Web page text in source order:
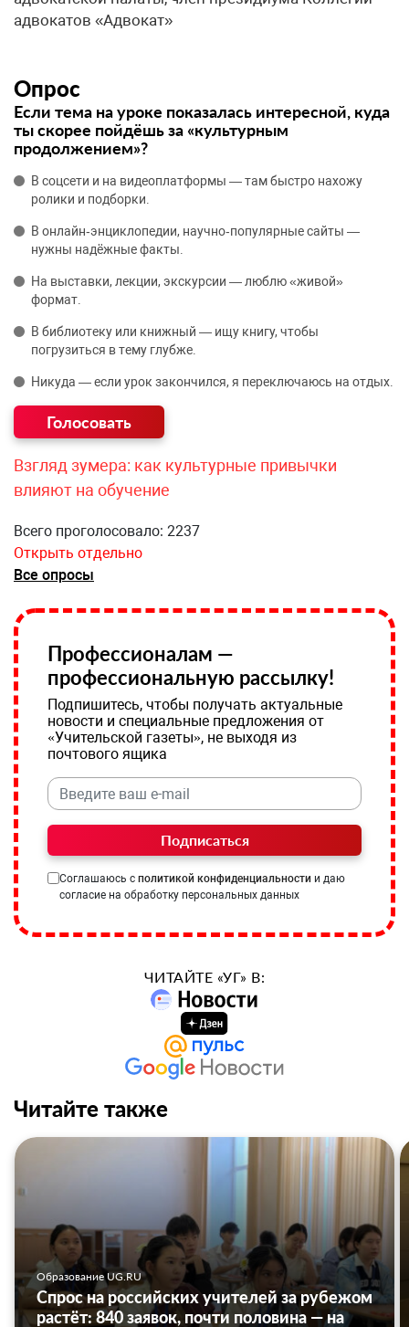
адвокатов «Адвокат»
Опрос
Если тема на уроке показалась интересной, куда
ты скорее пойдёшь за «культурным
продолжением»?
В соцсети и на видеоплатформы — там быстро нахожу
ролики и подборки.
В онлайн‑энциклопедии, научно‑популярные сайты —
нужны надёжные факты.
На выставки, лекции, экскурсии — люблю «живой»
формат.
В библиотеку или книжный — ищу книгу, чтобы
погрузиться в тему глубже.
Никуда — если урок закончился, я переключаюсь на отдых.
Взгляд зумера: как культурные привычки
влияют на обучение
Всего проголосовало: 2237
Открыть отдельно
Все опросы
Профессионалам —
профессиональную рассылку!
Подпишитесь, чтобы получать актуальные
новости и специальные предложения от
«Учительской газеты», не выходя из
почтового ящика
Подписаться
Соглашаюсь с политикой конфиденциальности и даю
согласие на обработку персональных данных
ЧИТАЙТЕ «УГ» В:
Читайте также
Образование UG.RU
Спрос на российских учителей за рубежом
растёт: 840 заявок, почти половина — на